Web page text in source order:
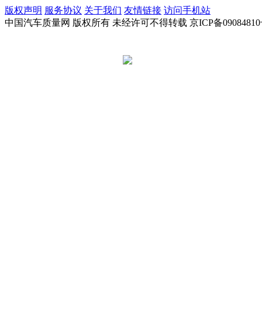
版权声明 服务协议 关于我们 友情链接 访问手机站
中国汽车质量网 版权所有 未经许可不得转载 京ICP备09084810